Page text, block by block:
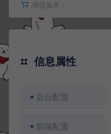
增值服务：
信息属性
后台配置
前端配置